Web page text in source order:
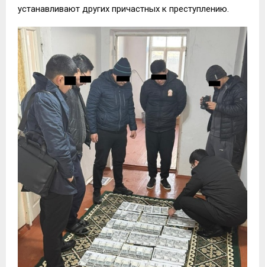
устанавливают других причастных к преступлению.